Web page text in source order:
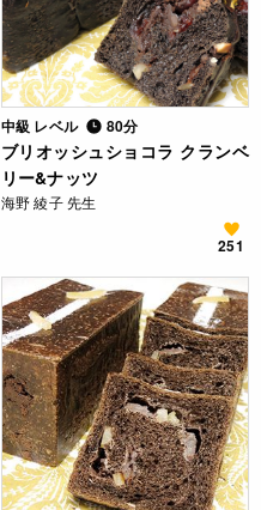
中級 レベル 80分
ブリオッシュショコラ クランベ
リー&ナッツ
海野 綾子 先生
251